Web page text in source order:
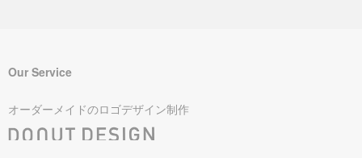
Our Service
オーダーメイドのロゴデザイン制作